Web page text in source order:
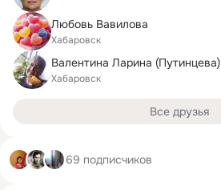
Любовь Вавилова
Хабаровск
Валентина Ларина (Путинцева)
Хабаровск
Все друзья
69 подписчиков